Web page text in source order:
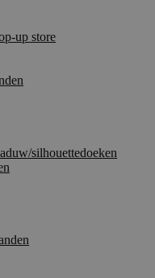
up store
silhouettedoeken